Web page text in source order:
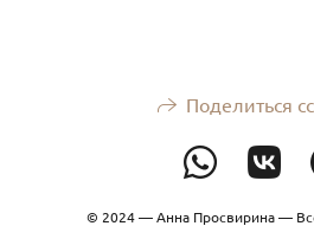
Поделиться
© 2024 — Анна Просвирина —